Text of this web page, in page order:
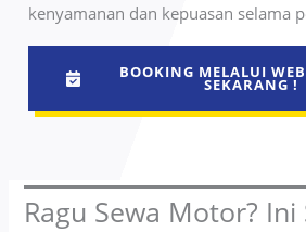
kenyamanan dan kepuasan selama
BOOKING MELALUI
SEKARANG !
Ragu Sewa Motor? Ini